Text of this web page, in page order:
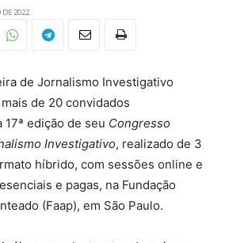
DE 2022
de Jornalismo Investigativo
de 20 convidados
edição de seu Congresso
Investigativo, realizado de 3
híbrido, com sessões online e
e pagas, na Fundação
(Faap), em São Paulo.